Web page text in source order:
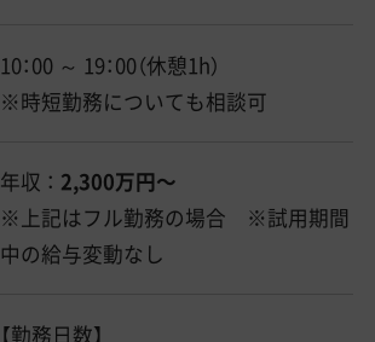
10：00 ～ 19：00（休憩1h）
※時短勤務についても相談可
年収 ： 2,300万円〜
※上記はフル勤務の場合 ※試用期間
中の給与変動なし
【勤務日数】